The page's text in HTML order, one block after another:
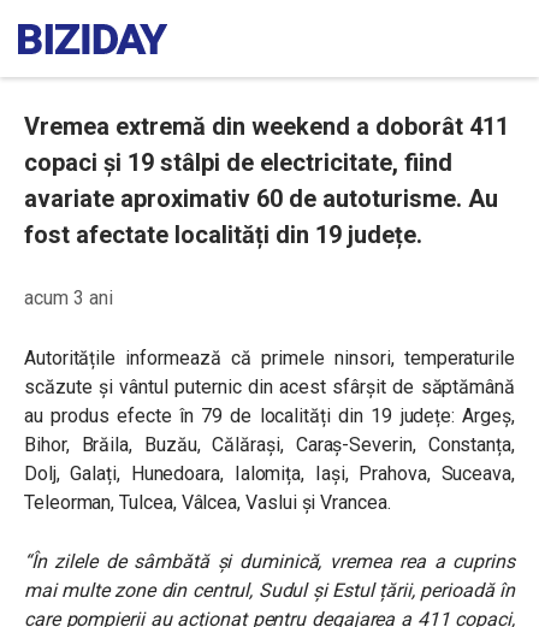
Vremea extremă din weekend a doborât 411
copaci și 19 stâlpi de electricitate, fiind
avariate aproximativ 60 de autoturisme. Au
fost afectate localități din 19 județe.
acum 3 ani
Autoritățile informează că primele ninsori, temperaturile
scăzute și vântul puternic din acest sfârșit de săptămână
au produs efecte în 79 de localități din 19 județe: Argeș,
Bihor, Brăila, Buzău, Călărași, Caraș-Severin, Constanța,
Dolj, Galați, Hunedoara, Ialomița, Iași, Prahova, Suceava,
Teleorman, Tulcea, Vâlcea, Vaslui și Vrancea.
“În zilele de sâmbătă și duminică, vremea rea a cuprins
mai multe zone din centrul, Sudul și Estul țării, perioadă în
care pompierii au acționat pentru degajarea a 411 copaci,